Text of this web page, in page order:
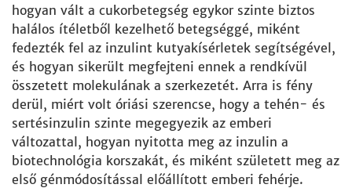
hogyan vált a cukorbetegség egykor szinte biztos
halálos ítéletből kezelhető betegséggé, miként
fedezték fel az inzulint kutyakísérletek segítségével,
és hogyan sikerült megfejteni ennek a rendkívül
összetett molekulának a szerkezetét. Arra is fény
derül, miért volt óriási szerencse, hogy a tehén- és
sertésinzulin szinte megegyezik az emberi
változattal, hogyan nyitotta meg az inzulin a
biotechnológia korszakát, és miként született meg az
első génmódosítással előállított emberi fehérje.